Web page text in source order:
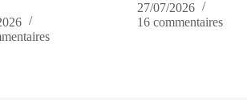
27/07/2026
16 commentaires